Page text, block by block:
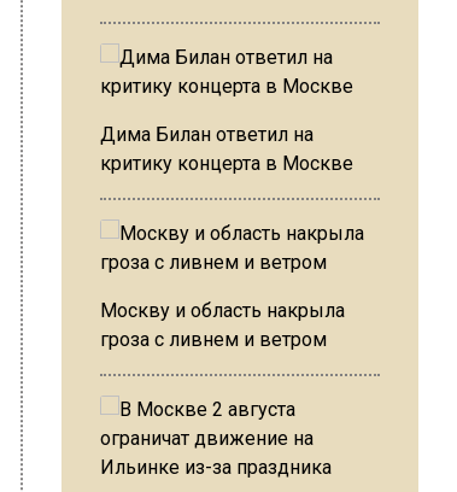
Дима Билан ответил на
критику концерта в Москве
Москву и область накрыла
гроза с ливнем и ветром